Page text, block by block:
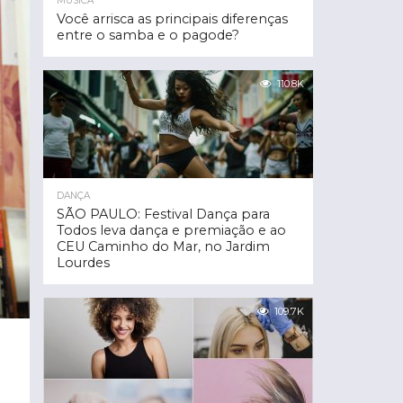
Você arrisca as principais diferenças
entre o samba e o pagode?
110.8K
DANÇA
SÃO PAULO: Festival Dança para
Todos leva dança e premiação e ao
CEU Caminho do Mar, no Jardim
Lourdes
109.7K